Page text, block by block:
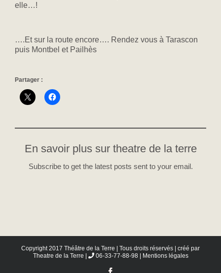
elle…!
….Et sur la route encore…. Rendez vous à Tarascon
puis Montbel et Pailhès
Partager :
En savoir plus sur theatre de la terre
Subscribe to get the latest posts sent to your email.
Copyright 2017 Théâtre de la Terre | Tous droits réservés | créé par
Theatre de la Terre | 06-33-77-88-98 | Mentions légales